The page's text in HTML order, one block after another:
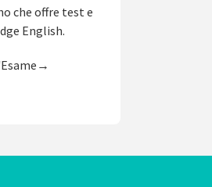
che offre test e
English.